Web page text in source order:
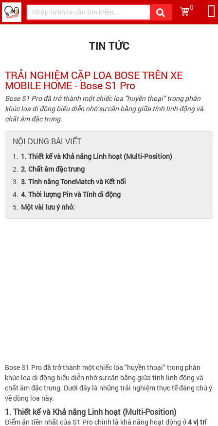
0
TIN TỨC
TRẢI NGHIỆM CẶP LOA BOSE TRÊN XE
MOBILE HOME - Bose S1 Pro
Bose S1 Pro đã trở thành một chiếc loa "huyền thoại" trong phân
khúc loa di động biểu diễn nhờ sự cân bằng giữa tính linh động và
chất âm đặc trưng.
NỘI DUNG BÀI VIẾT
1. Thiết kế và Khả năng Linh hoạt (Multi-Position)
2. Chất âm đặc trưng
3. Tính năng ToneMatch và Kết nối
4. Thời lượng Pin và Tính di động
Một vài lưu ý nhỏ:
Bose S1 Pro đã trở thành một chiếc loa "huyền thoại" trong phân
khúc loa di động biểu diễn nhờ sự cân bằng giữa tính linh động và
chất âm đặc trưng. Dưới đây là những trải nghiệm thực tế đáng chú ý
về dòng loa này:
1. Thiết kế và Khả năng Linh hoạt (Multi-Position)
Điểm ăn tiền nhất của S1 Pro chính là khả năng hoạt động ở4 vị trí